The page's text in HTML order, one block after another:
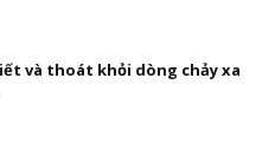
và thoát khỏi dòng chảy xa